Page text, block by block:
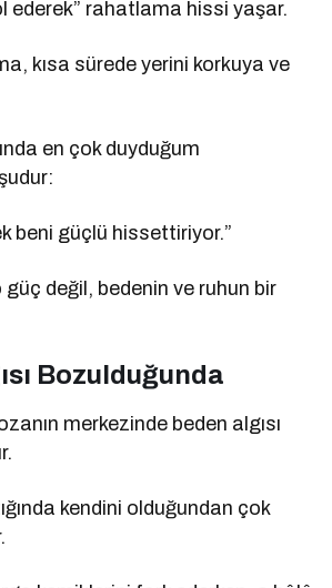
ederek” rahatlama hissi yaşar.
kısa sürede yerini korkuya ve
en çok duyduğum
beni güçlü hissettiriyor.”
değil, bedenin ve ruhun bir
Bozulduğunda
merkezinde beden algısı
kendini olduğundan çok